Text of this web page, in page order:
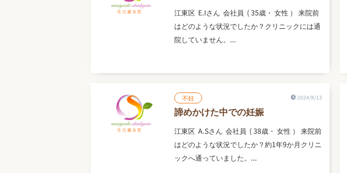
江東区 E.Iさん 会社員 ( 35歳・ 女性 ） 来院前
はどのような状況でしたか？クリニックには通
院していません。...
不妊 2024/8/13
諦めかけた中での妊娠
江東区 A.Sさん 会社員 ( 38歳・ 女性 ） 来院前
はどのような状況でしたか？約1年9か月クリニ
ックへ通っていました。...